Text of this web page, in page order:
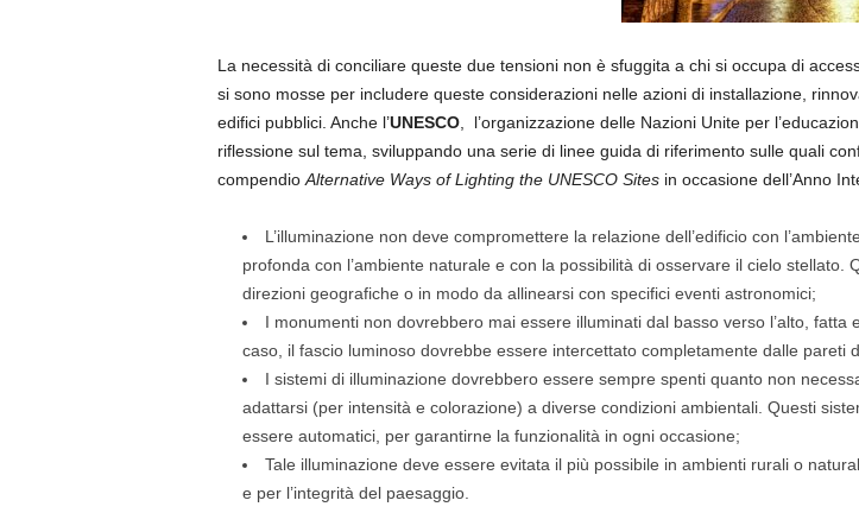
La necessità di conciliare queste due tensioni non è sfuggita a chi si occupa di
si sono mosse per includere queste considerazioni nelle azioni di installazione,
edifici pubblici. Anche l’UNESCO, l’organizzazione delle Nazioni Unite per
riflessione sul tema, sviluppando una serie di linee guida di riferimento sulle quali
compendioAlternative Ways of Lighting the UNESCO Sitesin occasione dell’Anno
L’illuminazione non deve compromettere la relazione dell’edificio con
profonda con l’ambiente naturale e con la possibilità di osservare il cielo
direzioni geografiche o in modo da allinearsi con specifici eventi astronomici;
I monumenti non dovrebbero mai essere illuminati dal basso verso l’alto,
caso, il fascio luminoso dovrebbe essere intercettato completamente dalle pareti
I sistemi di illuminazione dovrebbero essere sempre spenti quanto non
adattarsi (per intensità e colorazione) a diverse condizioni ambientali. Questi
essere automatici, per garantirne la funzionalità in ogni occasione;
Tale illuminazione deve essere evitata il più possibile in ambienti rurali o
e per l’integrità del paesaggio.